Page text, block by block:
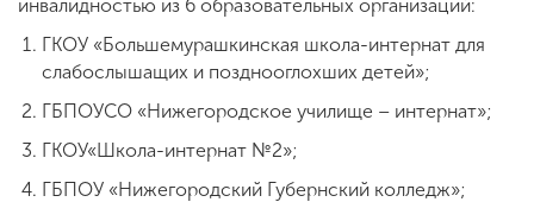
инвалидностью из 6 образовательных организаций:
ГКОУ «Большемурашкинская школа-интернат для
слабослышащих и позднооглохших детей»;
ГБПОУСО «Нижегородское училище – интернат»;
ГКОУ«Школа-интернат №2»;
ГБПОУ «Нижегородский Губернский колледж»;